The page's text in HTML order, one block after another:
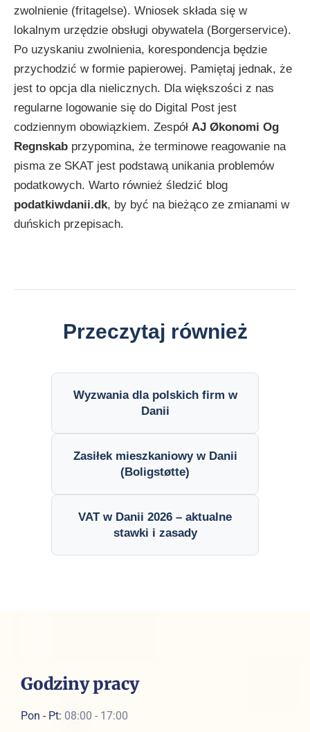
zwolnienie (fritagelse). Wniosek składa się w
lokalnym urzędzie obsługi obywatela (Borgerservice).
Po uzyskaniu zwolnienia, korespondencja będzie
przychodzić w formie papierowej. Pamiętaj jednak, że
jest to opcja dla nielicznych. Dla większości z nas
regularne logowanie się do Digital Post jest
codziennym obowiązkiem. Zespół AJ Økonomi Og
Regnskab przypomina, że terminowe reagowanie na
pisma ze SKAT jest podstawą unikania problemów
podatkowych. Warto również śledzić blog
podatkiwdanii.dk, by być na bieżąco ze zmianami w
duńskich przepisach.
Przeczytaj również
Wyzwania dla polskich firm w
Danii
Zasiłek mieszkaniowy w Danii
(Boligstøtte)
VAT w Danii 2026 – aktualne
stawki i zasady
Godziny pracy
Pon - Pt: 08:00 - 17:00